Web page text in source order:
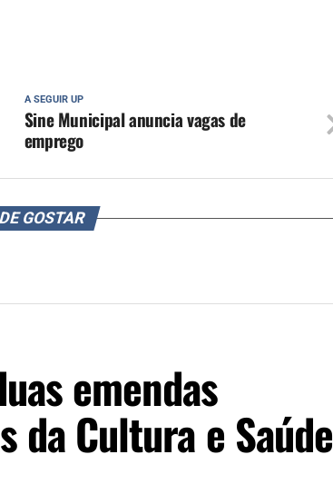
A SEGUIR UP
Sine Municipal anuncia vagas de
emprego
GOSTAR
emendas
da Cultura e Saúde